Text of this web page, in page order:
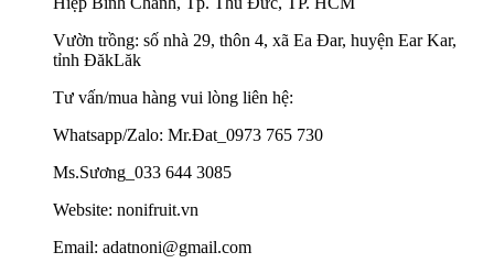
Vườn trồng: số nhà 29, thôn 4, xã Ea Đar, huyện Ear Kar,
tỉnh ĐăkLăk
Tư vấn/mua hàng vui lòng liên hệ:
Whatsapp/Zalo: Mr.Đat_0973 765 730
Ms.Sương_033 644 3085
Website: nonifruit.vn
Email: adatnoni@gmail.com